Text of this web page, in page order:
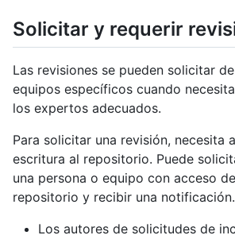
Solicitar y requerir
Las revisiones se pueden solicitar
equipos específicos cuando
los expertos adecuados.
Para solicitar una revisión, necesita
escritura al repositorio. Puede
una persona o equipo con acceso
repositorio y recibir una notificación.
Los autores de solicitudes de